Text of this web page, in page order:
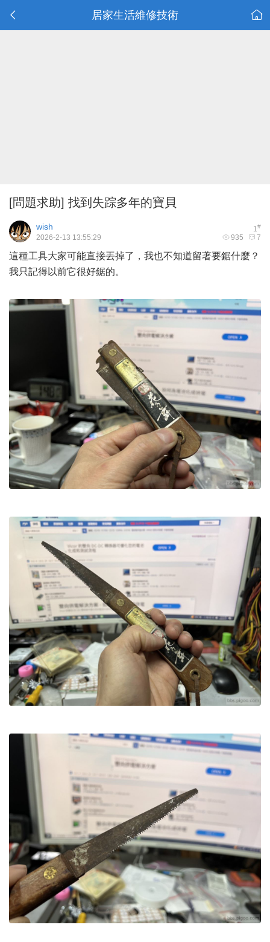
居家生活維修技術
[問題求助] 找到失踪多年的寶貝
1#
wish
935 7
2026-2-13 13:55:29
這種工具大家可能直接丟掉了，我也不知道留著要鋸什麼？
我只記得以前它很好鋸的。